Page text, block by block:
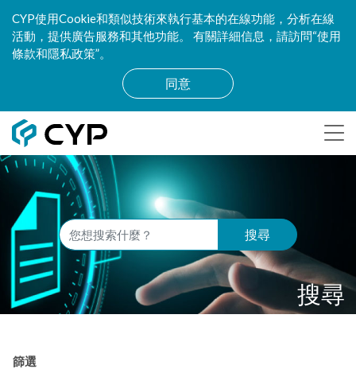
CYP使用Cookie和類似技術來執行基本的在線功能，分析在線
活動，提供廣告服務和其他功能。 有關詳細信息，請訪問“使用
條款和隱私政策”。
同意
搜尋
搜尋
篩選